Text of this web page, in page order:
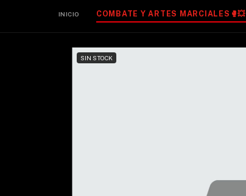
INICIO COMBATE Y ARTES MARCIALES🥊💥
SIN STOCK